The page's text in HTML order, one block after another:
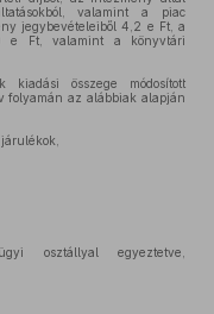
valamint a piac
jegybevételeiből 4,2 e Ft, a
e Ft, valamint a könyvtári
összege módosított
folyamán az alábbiak alapján
osztállyal egyeztetve,